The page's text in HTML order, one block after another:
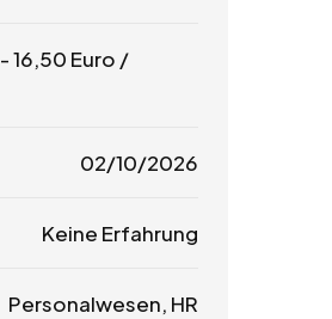
-16,50 Euro /
02/10/2026
Keine Erfahrung
Personalwesen, HR